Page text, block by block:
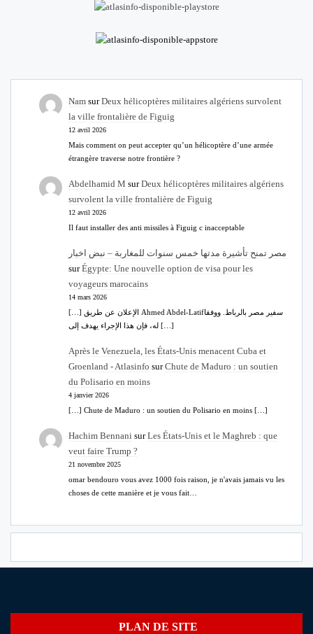
Nam surDeux hélicoptères militaires algériens survolent
la ville frontalière de Figuig
12 avril 2026
Mais comment on peut accepter qu’un hélicoptère d’une armée
étrangère traverse notre frontière ?
Abdelhamid M surDeux hélicoptères militaires algériens
survolent la ville frontalière de Figuig
12 avril 2026
Il faut installer des anti missiles à Figuig c inacceptable
مصر تمنح تأشيرة مدتها خمس سنوات للمغاربة – نبض اخبار
surÉgypte: Une nouvelle option de visa pour les
voyageurs marocains
14 mars 2026
[…] الإعلان عن طريق Ahmed Abdel-Latifسفير مصر بالرباط. ووفقا
له، فإن هذا الإجراء يهدف إلى […]
Après le Venezuela, les États-Unis menacent Cuba et
Groenland - Atlasinfo surChute de Maduro : un soutien
du Polisario en moins
4 janvier 2026
[…] Chute de Maduro : un soutien du Polisario en moins […]
Hachim Bennani surLes États-Unis et le Maghreb : que
veut faire Trump ?
21 novembre 2025
omar bendouro vous avez 1000 fois raison, je n'avais jamais vu les
choses de cette manière et je vous fait…
PLAN DE SITE